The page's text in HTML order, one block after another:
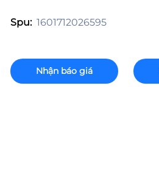
Spu: 1601712026595
Nhận báo giá